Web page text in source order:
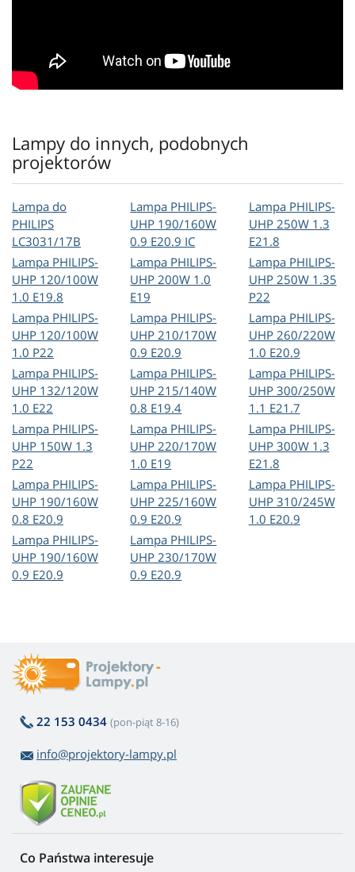
Lampy do innych, podobnych
projektorów
Lampa do
PHILIPS
LC3031/17B
Lampa PHILIPS-
UHP 120/100W
1.0 E19.8
Lampa PHILIPS-
UHP 120/100W
1.0 P22
Lampa PHILIPS-
UHP 132/120W
1.0 E22
Lampa PHILIPS-
UHP 150W 1.3
P22
Lampa PHILIPS-
UHP 190/160W
0.8 E20.9
Lampa PHILIPS-
UHP 190/160W
0.9 E20.9
Lampa PHILIPS-
UHP 190/160W
0.9 E20.9 IC
Lampa PHILIPS-
UHP 200W 1.0
E19
Lampa PHILIPS-
UHP 210/170W
0.9 E20.9
Lampa PHILIPS-
UHP 215/140W
0.8 E19.4
Lampa PHILIPS-
UHP 220/170W
1.0 E19
Lampa PHILIPS-
UHP 225/160W
0.9 E20.9
Lampa PHILIPS-
UHP 230/170W
0.9 E20.9
Lampa PHILIPS-
UHP 250W 1.3
E21.8
Lampa PHILIPS-
UHP 250W 1.35
P22
Lampa PHILIPS-
UHP 260/220W
1.0 E20.9
Lampa PHILIPS-
UHP 300/250W
1.1 E21.7
Lampa PHILIPS-
UHP 300W 1.3
E21.8
Lampa PHILIPS-
UHP 310/245W
1.0 E20.9
22 153 0434 (pon-piąt 8-16)
info@projektory-lampy.pl
Co Państwa interesuje